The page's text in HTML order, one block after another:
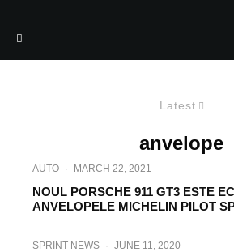
Latest
anvelope
AUTO · MARCH 22, 2021
NOUL PORSCHE 911 GT3 ESTE
ANVELOPELE MICHELIN PILOT
SPRINT NEWS · JUNE 11, 2020